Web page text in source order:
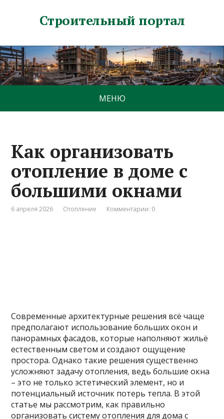
Строительный портал
МЕНЮ
Как организовать
отопление в доме с
большими окнами
6 апреля 2026 Отопление Комментарии: 0
Современные архитектурные решения всё чаще
предполагают использование больших окон и
панорамных фасадов, которые наполняют жильё
естественным светом и создают ощущение
простора. Однако такие решения существенно
усложняют задачу отопления, ведь большие окна
– это не только эстетический элемент, но и
потенциальный источник потерь тепла. В этой
статье мы рассмотрим, как правильно
организовать систему отопления для дома с